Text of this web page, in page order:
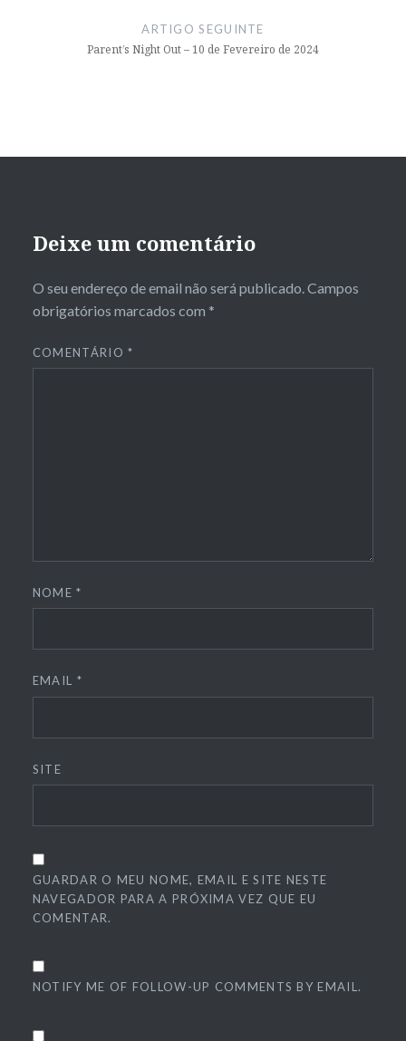
ARTIGO SEGUINTE
Parent’s Night Out – 10 de Fevereiro de 2024
Deixe um comentário
O seu endereço de email não será publicado. Campos
obrigatórios marcados com *
COMENTÁRIO*
NOME*
EMAIL *
SITE
GUARDAR O MEU NOME, EMAIL E SITE NESTE
NAVEGADOR PARA A PRÓXIMA VEZ QUE EU
COMENTAR.
NOTIFY ME OF FOLLOW-UP COMMENTS BY EMAIL.